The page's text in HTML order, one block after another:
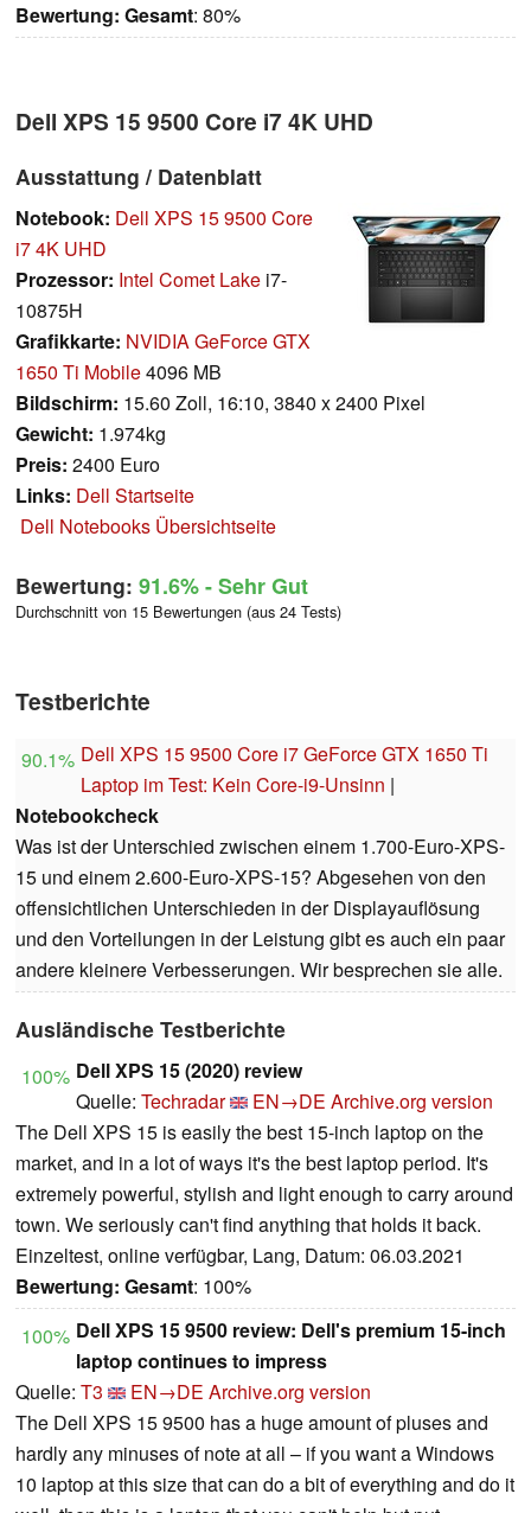
Bewertung: Gesamt: 80%
Dell XPS 15 9500 Core i7 4K UHD
Ausstattung / Datenblatt
Notebook: Dell XPS 15 9500 Core
i7 4K UHD
Prozessor: Intel Comet Lake i7-
10875H
Grafikkarte: NVIDIA GeForce GTX
1650 Ti Mobile4096 MB
Bildschirm: 15.60 Zoll, 16:10, 3840 x 2400 Pixel
Gewicht: 1.974kg
Preis: 2400 Euro
Links: Dell Startseite
Dell Notebooks Übersichtseite
Bewertung: 91.6%- Sehr Gut
Durchschnitt von 15 Bewertungen (aus 24 Tests)
Testberichte
90.1% Dell XPS 15 9500 Core i7 GeForce GTX 1650 Ti
Laptop im Test: Kein Core-i9-Unsinn |
Notebookcheck
Was ist der Unterschied zwischen einem 1.700-Euro-XPS-
15 und einem 2.600-Euro-XPS-15? Abgesehen von den
offensichtlichen Unterschieden in der Displayauflösung
und den Vorteilungen in der Leistung gibt es auch ein paar
andere kleinere Verbesserungen. Wir besprechen sie alle.
Ausländische Testberichte
100% Dell XPS 15 (2020) review
Quelle: Techradar EN→DE Archive.org version
The Dell XPS 15 is easily the best 15-inch laptop on the
market, and in a lot of ways it's the best laptop period. It's
extremely powerful, stylish and light enough to carry around
town. We seriously can't find anything that holds it back.
Einzeltest, online verfügbar, Lang, Datum: 06.03.2021
Bewertung: Gesamt: 100%
100% Dell XPS 15 9500 review: Dell's premium 15-inch
laptop continues to impress
Quelle: T3 EN→DE Archive.org version
The Dell XPS 15 9500 has a huge amount of pluses and
hardly any minuses of note at all – if you want a Windows
10 laptop at this size that can do a bit of everything and do it